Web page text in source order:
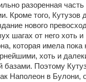
разоренная часть
Кроме того,
нового
шагах от него хоть и
которая имела пока
хоть и
базами. Поэтому
Наполеон в Булони,